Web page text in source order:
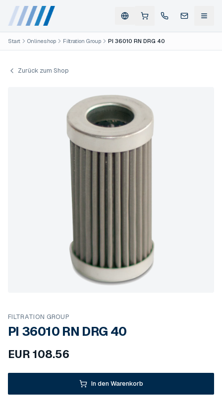
Start Onlineshop Filtration Group PI 36010 RN DRG 40
Zurück zum Shop
FILTRATION GROUP
PI 36010 RN DRG 40
EUR 108.56
In den Warenkorb